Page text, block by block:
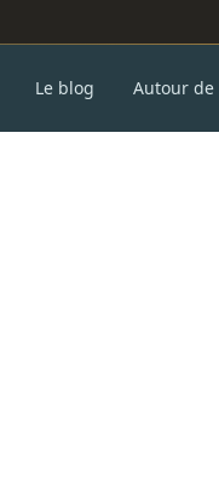
Le blog Autour de